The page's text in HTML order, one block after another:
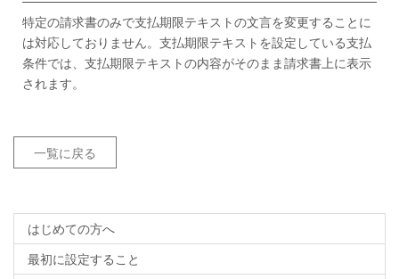
特定の請求書のみで支払期限テキストの文言を変更することに
は対応しておりません。支払期限テキストを設定している支払
条件では、支払期限テキストの内容がそのまま請求書上に表示
されます。
一覧に戻る
はじめての方へ
最初に設定すること